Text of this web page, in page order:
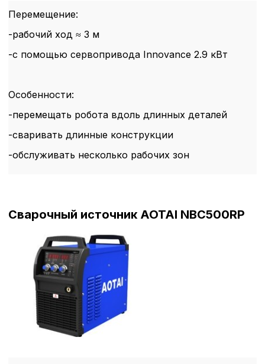
Перемещение:
-рабочий ход ≈ 3 м
-с помощью сервопривода Innovance 2.9 кВт
Особенности:
-перемещать робота вдоль длинных деталей
-сваривать длинные конструкции
-обслуживать несколько рабочих зон
Сварочный источник AOTAI NBC500RP